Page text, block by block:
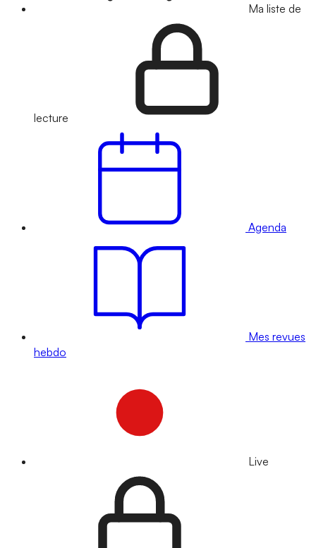
Ma liste de
lecture
Agenda
Mes revues
hebdo
Live